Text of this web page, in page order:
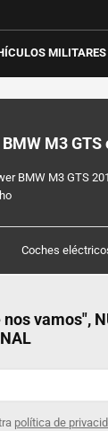
MILITARES
M3
BMW M3 GTS
Coches
vamos",
política de